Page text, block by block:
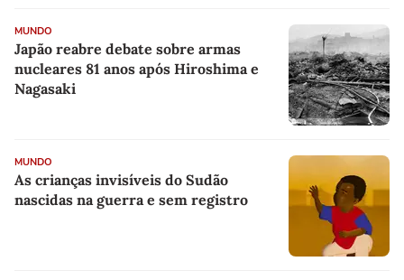
MUNDO
Japão reabre debate sobre armas
nucleares 81 anos após Hiroshima e
Nagasaki
MUNDO
As crianças invisíveis do Sudão
nascidas na guerra e sem registro